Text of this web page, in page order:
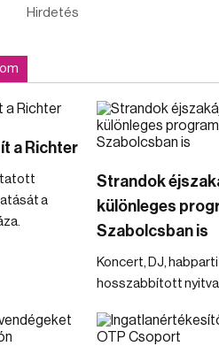
Hirdetés
a Richter
a
Strandok
különleges
Szabolcsban is
Koncert, DJ,
hosszabbított